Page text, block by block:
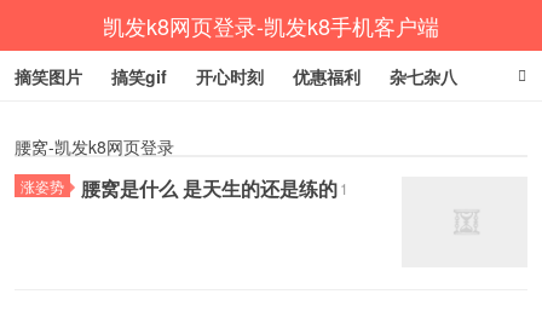
凯发k8网页登录-凯发k8手机客户端
摘笑图片 搞笑gif 开心时刻 优惠福利 杂七杂八
腰窝-凯发k8网页登录
涨姿势 腰窝是什么 是天生的还是练的1